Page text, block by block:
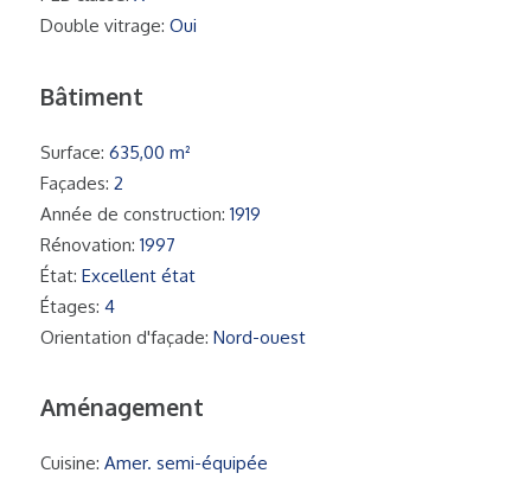
Double vitrage: Oui
Bâtiment
Surface: 635,00 m²
Façades: 2
Année de construction: 1919
Rénovation: 1997
État: Excellent état
Étages: 4
Orientation d'façade: Nord-ouest
Aménagement
Cuisine: Amer. semi-équipée